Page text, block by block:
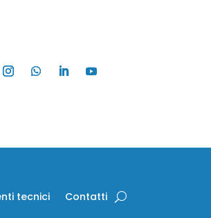
tecnici Contatti